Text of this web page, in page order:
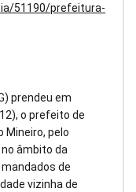
51190/prefeitura-
prendeu em
o prefeito de
Mineiro, pelo
âmbito da
de
vizinha de